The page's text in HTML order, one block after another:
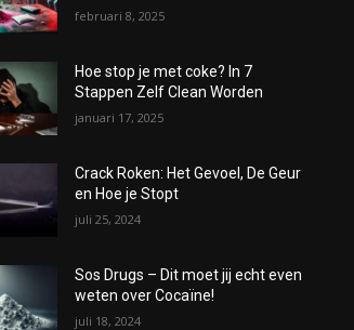
februari 8, 2025
Hoe stop je met coke? In 7
Stappen Zelf Clean Worden
januari 17, 2025
Crack Roken: Het Gevoel, De Geur
en Hoe je Stopt
juli 25, 2024
Sos Drugs – Dit moet jij echt even
weten over Cocaïne!
juli 18, 2024